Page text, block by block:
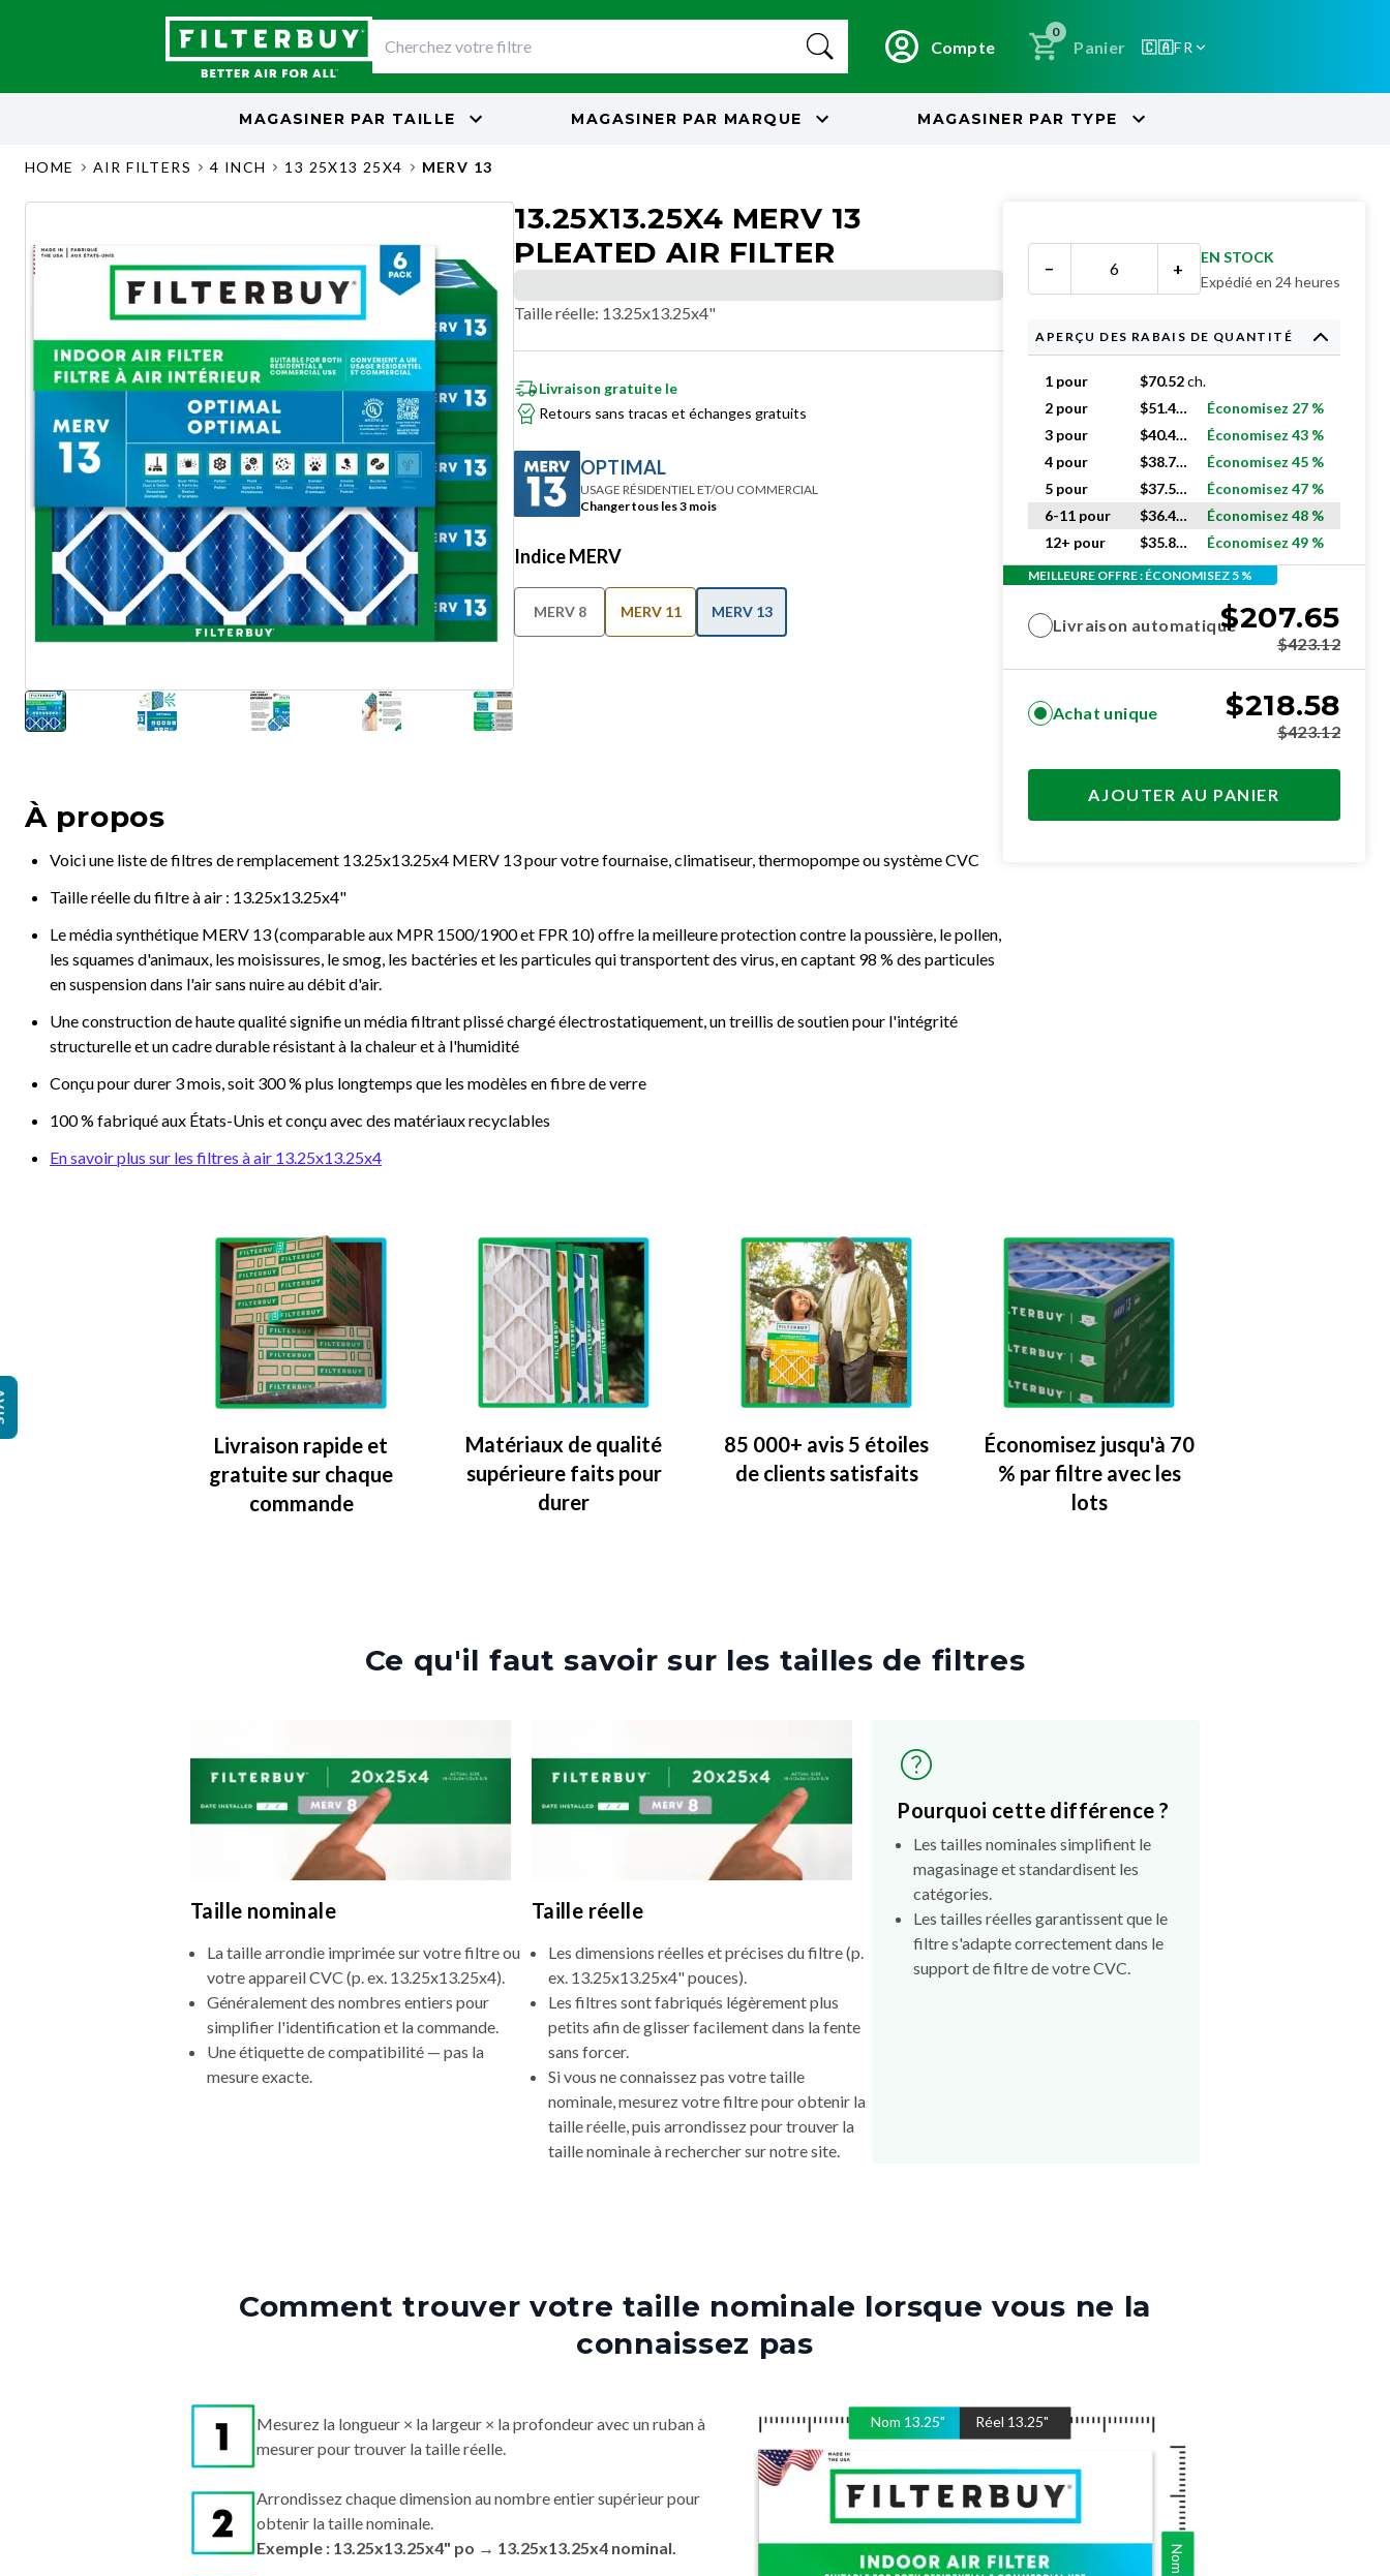
Compte
0
Panier 🇨🇦FR
MAGASINER PAR TAILLE MAGASINER PAR MARQUE MAGASINER PAR TYPE
HOME AIR FILTERS 4 INCH 13 25X13 25X4 MERV 13
13.25X13.25X4 MERV 13
PLEATED AIR FILTER
Taille réelle: 13.25x13.25x4"
Livraison gratuite le
Retours sans tracas et échanges gratuits
OPTIMAL
USAGE RÉSIDENTIEL ET/OU COMMERCIAL
Changer tous les 3 mois
Indice MERV
MERV 8 MERV 11 MERV 13
À propos
Voici une liste de filtres de remplacement 13.25x13.25x4 MERV 13 pour votre fournaise, climatiseur, thermopompe ou système CVC
Taille réelle du filtre à air : 13.25x13.25x4"
Le média synthétique MERV 13 (comparable aux MPR 1500/1900 et FPR 10) offre la meilleure protection contre la poussière, le pollen,
les squames d'animaux, les moisissures, le smog, les bactéries et les particules qui transportent des virus, en captant 98 % des particules
en suspension dans l'air sans nuire au débit d'air.
Une construction de haute qualité signifie un média filtrant plissé chargé électrostatiquement, un treillis de soutien pour l'intégrité
structurelle et un cadre durable résistant à la chaleur et à l'humidité
Conçu pour durer 3 mois, soit 300 % plus longtemps que les modèles en fibre de verre
100 % fabriqué aux États-Unis et conçu avec des matériaux recyclables
En savoir plus sur les filtres à air 13.25x13.25x4
− +
EN STOCK
Expédié en 24 heures
APERÇU DES RABAIS DE QUANTITÉ
1 pour $70.52ch.
2 pour
$51.48
Économisez 27 %
3 pour
$40.44
Économisez 43 %
4 pour
$38.78
Économisez 45 %
5 pour
$37.51
Économisez 47 %
6-11 pour
$36.43
Économisez 48 %
12+ pour
$35.85 Économisez 49 %
MEILLEURE OFFRE : ÉCONOMISEZ 5 %
Livraison automatique
$207.65
$423.12
Achat unique $218.58
$423.12
AJOUTER AU PANIER
Livraison rapide et
gratuite sur chaque
commande
Matériaux de qualité
supérieure faits pour
durer
85 000+ avis 5 étoiles
de clients satisfaits
Économisez jusqu'à 70
% par filtre avec les
lots
Ce qu'il faut savoir sur les tailles de filtres
Taille nominale
La taille arrondie imprimée sur votre filtre ou
votre appareil CVC (p. ex. 13.25x13.25x4).
Généralement des nombres entiers pour
simplifier l'identification et la commande.
Une étiquette de compatibilité — pas la
mesure exacte.
Taille réelle
Les dimensions réelles et précises du filtre (p.
ex. 13.25x13.25x4" pouces).
Les filtres sont fabriqués légèrement plus
petits afin de glisser facilement dans la fente
sans forcer.
Si vous ne connaissez pas votre taille
nominale, mesurez votre filtre pour obtenir la
taille réelle, puis arrondissez pour trouver la
taille nominale à rechercher sur notre site.
Pourquoi cette différence ?
Les tailles nominales simplifient le
magasinage et standardisent les
catégories.
Les tailles réelles garantissent que le
filtre s'adapte correctement dans le
support de filtre de votre CVC.
Comment trouver votre taille nominale lorsque vous ne la
connaissez pas
Nom 13.25" Réel 13.25"
Nom
Mesurez la longueur × la largeur × la profondeur avec un ruban à
mesurer pour trouver la taille réelle.
Arrondissez chaque dimension au nombre entier supérieur pour
obtenir la taille nominale.
Exemple : 13.25x13.25x4" po → 13.25x13.25x4 nominal.